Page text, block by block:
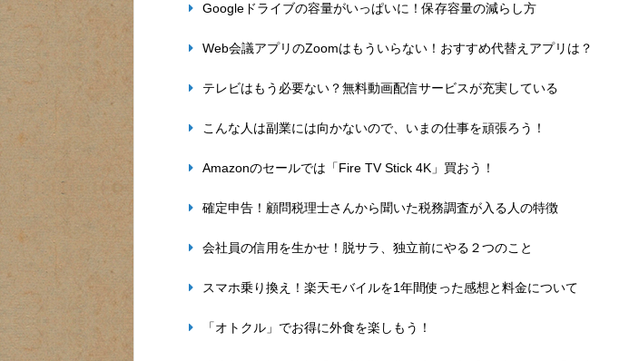
Googleドライブの容量がいっぱいに！保存容量の減らし方
Web会議アプリのZoomはもういらない！おすすめ代替えアプリは？
テレビはもう必要ない？無料動画配信サービスが充実している
こんな人は副業には向かないので、いまの仕事を頑張ろう！
Amazonのセールでは「Fire TV Stick 4K」買おう！
確定申告！顧問税理士さんから聞いた税務調査が入る人の特徴
会社員の信用を生かせ！脱サラ、独立前にやる２つのこと
スマホ乗り換え！楽天モバイルを1年間使った感想と料金について
「オトクル」でお得に外食を楽しもう！